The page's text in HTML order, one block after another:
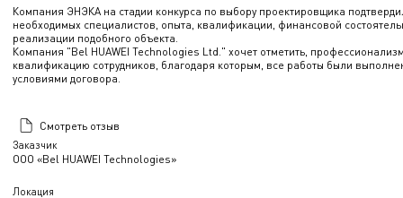
Заказчик
ООО «Bel HUAWEI Technologies»
Локация
Компания ЭНЭКА на стадии конкурса по выбору проектировщика
необходимых специалистов, опыта, квалификации, финансовой
реализации подобного объекта.
Компания "Bel HUAWEI Technologies Ltd." хочет отметить,
квалификацию сотрудников, благодаря которым, все работы были
условиями договора.
Смотреть отзыв